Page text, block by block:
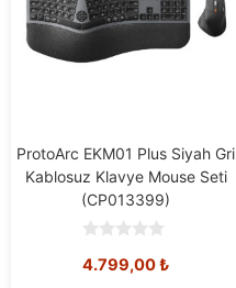
ProtoArc EKM01 Plus Siyah Gri
Kablosuz Klavye Mouse Seti
(CP013399)
o
4.799,00₺